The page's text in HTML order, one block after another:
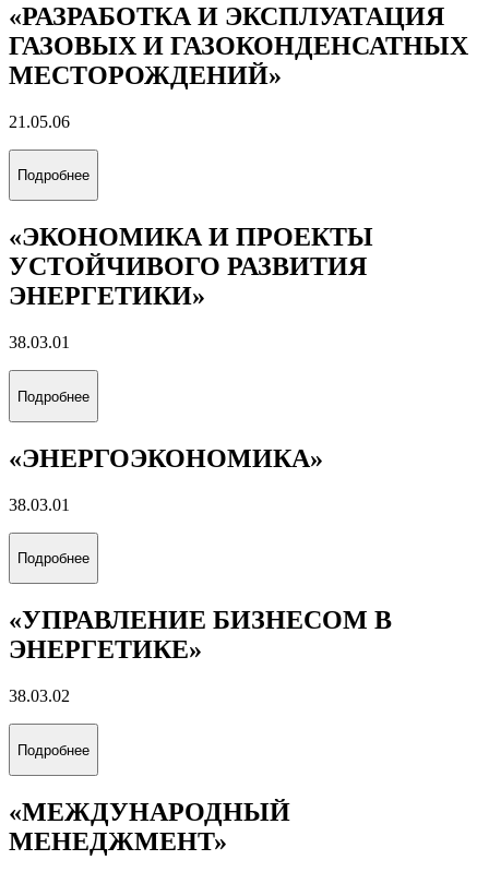
«РАЗРАБОТКА И ЭКСПЛУАТАЦИЯ
ГАЗОВЫХ И ГАЗОКОНДЕНСАТНЫХ
МЕСТОРОЖДЕНИЙ»
21.05.06
Подробнее
«ЭКОНОМИКА И ПРОЕКТЫ
УСТОЙЧИВОГО РАЗВИТИЯ
ЭНЕРГЕТИКИ»
38.03.01
Подробнее
«ЭНЕРГОЭКОНОМИКА»
38.03.01
Подробнее
«УПРАВЛЕНИЕ БИЗНЕСОМ В
ЭНЕРГЕТИКЕ»
38.03.02
Подробнее
«МЕЖДУНАРОДНЫЙ
МЕНЕДЖМЕНТ»